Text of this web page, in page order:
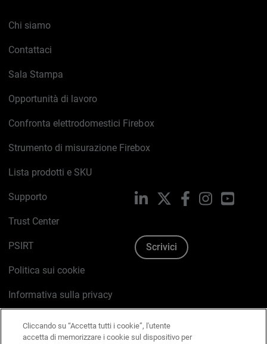
Chi siamo
Contattaci
Sala Stampa
Opportunità di lavoro
Confronta elettrodomestici Firebox
Strumento di misurazione Firebox
Lista prodotti e SKU
Supporto
Trust Center
PSIRT
Politica sui cookie
Informativa sulla privacy
LinkedIn FacebookInstagram
Scrivici
Cliccando su “Accetta tutti i cookie”, l'utente
accetta di memorizzare i cookie sul dispositivo per